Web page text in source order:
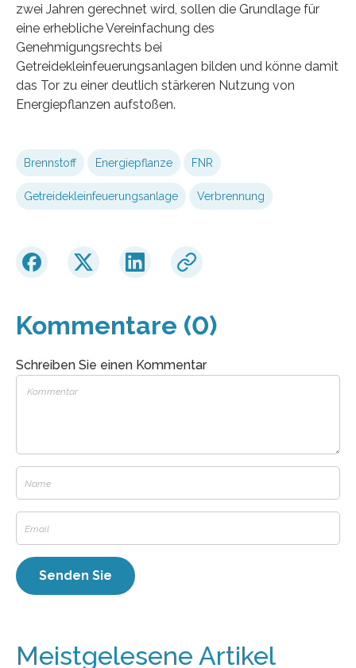
zwei Jahren gerechnet wird, sollen die Grundlage für
eine erhebliche Vereinfachung des
Genehmigungsrechts bei
Getreidekleinfeuerungsanlagen bilden und könne damit
das Tor zu einer deutlich stärkeren Nutzung von
Energiepflanzen aufstoßen.
Brennstoff Energiepflanze FNR
Getreidekleinfeuerungsanlage Verbrennung
Kommentare (0)
Schreiben Sie einen Kommentar
Meistgelesene Artikel